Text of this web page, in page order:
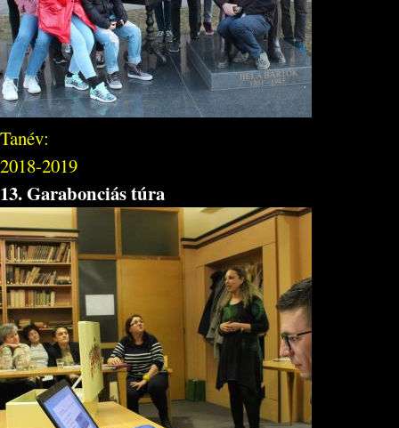
Tanév:
2018-2019
13. Garabonciás túra